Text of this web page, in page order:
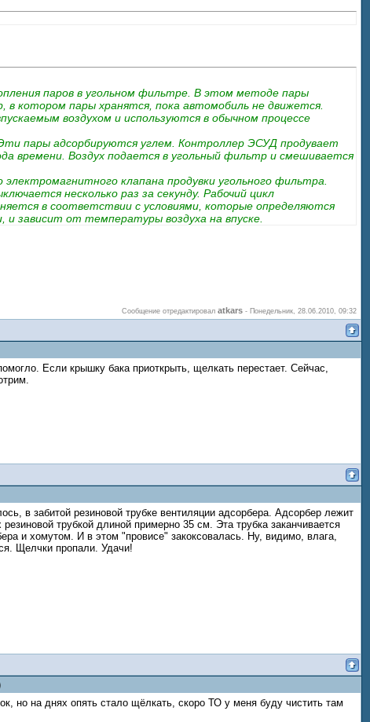
паров в угольном фильтре. В этом методе пары
котором пары хранятся, пока автомобиль не движется.
воздухом и используются в обычном процессе
пары адсорбируются углем. Контроллер ЭСУД продувает
времени. Воздух подается в угольный фильтр и смешивается
клапана продувки угольного фильтра.
несколько раз за секунду. Рабочий цикл
в соответствии с условиями, которые определяются
и зависит от температуры воздуха на впуске.
Сообщение отредактировал atkars - Понедельник, 28.06.2010, 09:32
Если крышку бака приоткрыть, щелкать перестает. Сейчас,
в забитой резиновой трубке вентиляции адсорбера. Адсорбер лежит
трубкой длиной примерно 35 см. Эта трубка заканчивается
и хомутом. И в этом "провисе" закоксовалась. Ну, видимо, влага,
Щелчки пропали. Удачи!
но на днях опять стало щёлкать, скоро ТО у меня буду чистить там